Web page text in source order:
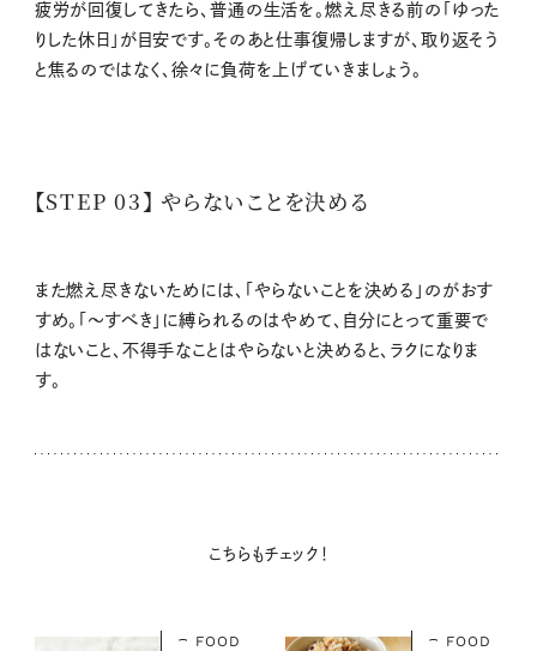
疲労が回復してきたら、普通の生活を。燃え尽きる前の「ゆった
りした休日」が目安です。そのあと仕事復帰しますが、取り返そう
と焦るのではなく、徐々に負荷を上げていきましょう。
【STEP 03】 やらないことを決める
また燃え尽きないためには、「やらないことを決める」のがおす
すめ。「～すべき」に縛られるのはやめて、自分にとって重要で
はないこと、不得手なことはやらないと決めると、ラクになりま
す。
こちらもチェック！
FOOD FOOD